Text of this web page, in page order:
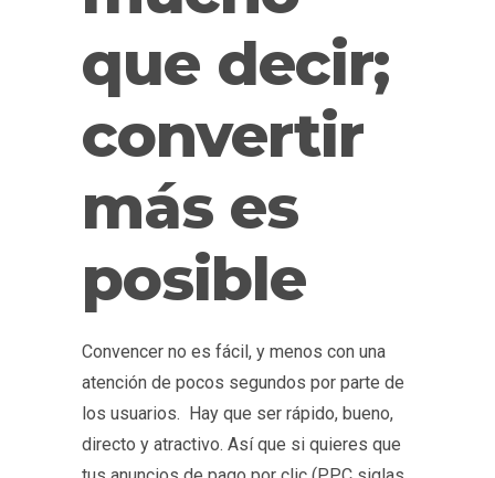
que decir;
convertir
más es
posible
Convencer no es fácil, y menos con una
atención de pocos segundos por parte de
los usuarios. Hay que ser rápido, bueno,
directo y atractivo. Así que si quieres que